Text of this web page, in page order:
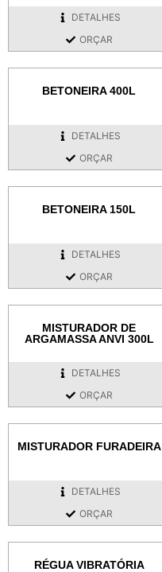
DETALHES
ORÇAR
BETONEIRA 400L
DETALHES
ORÇAR
BETONEIRA 150L
DETALHES
ORÇAR
MISTURADOR DE
ARGAMASSA ANVI 300L
DETALHES
ORÇAR
MISTURADOR FURADEIRA
DETALHES
ORÇAR
RÉGUA VIBRATÓRIA